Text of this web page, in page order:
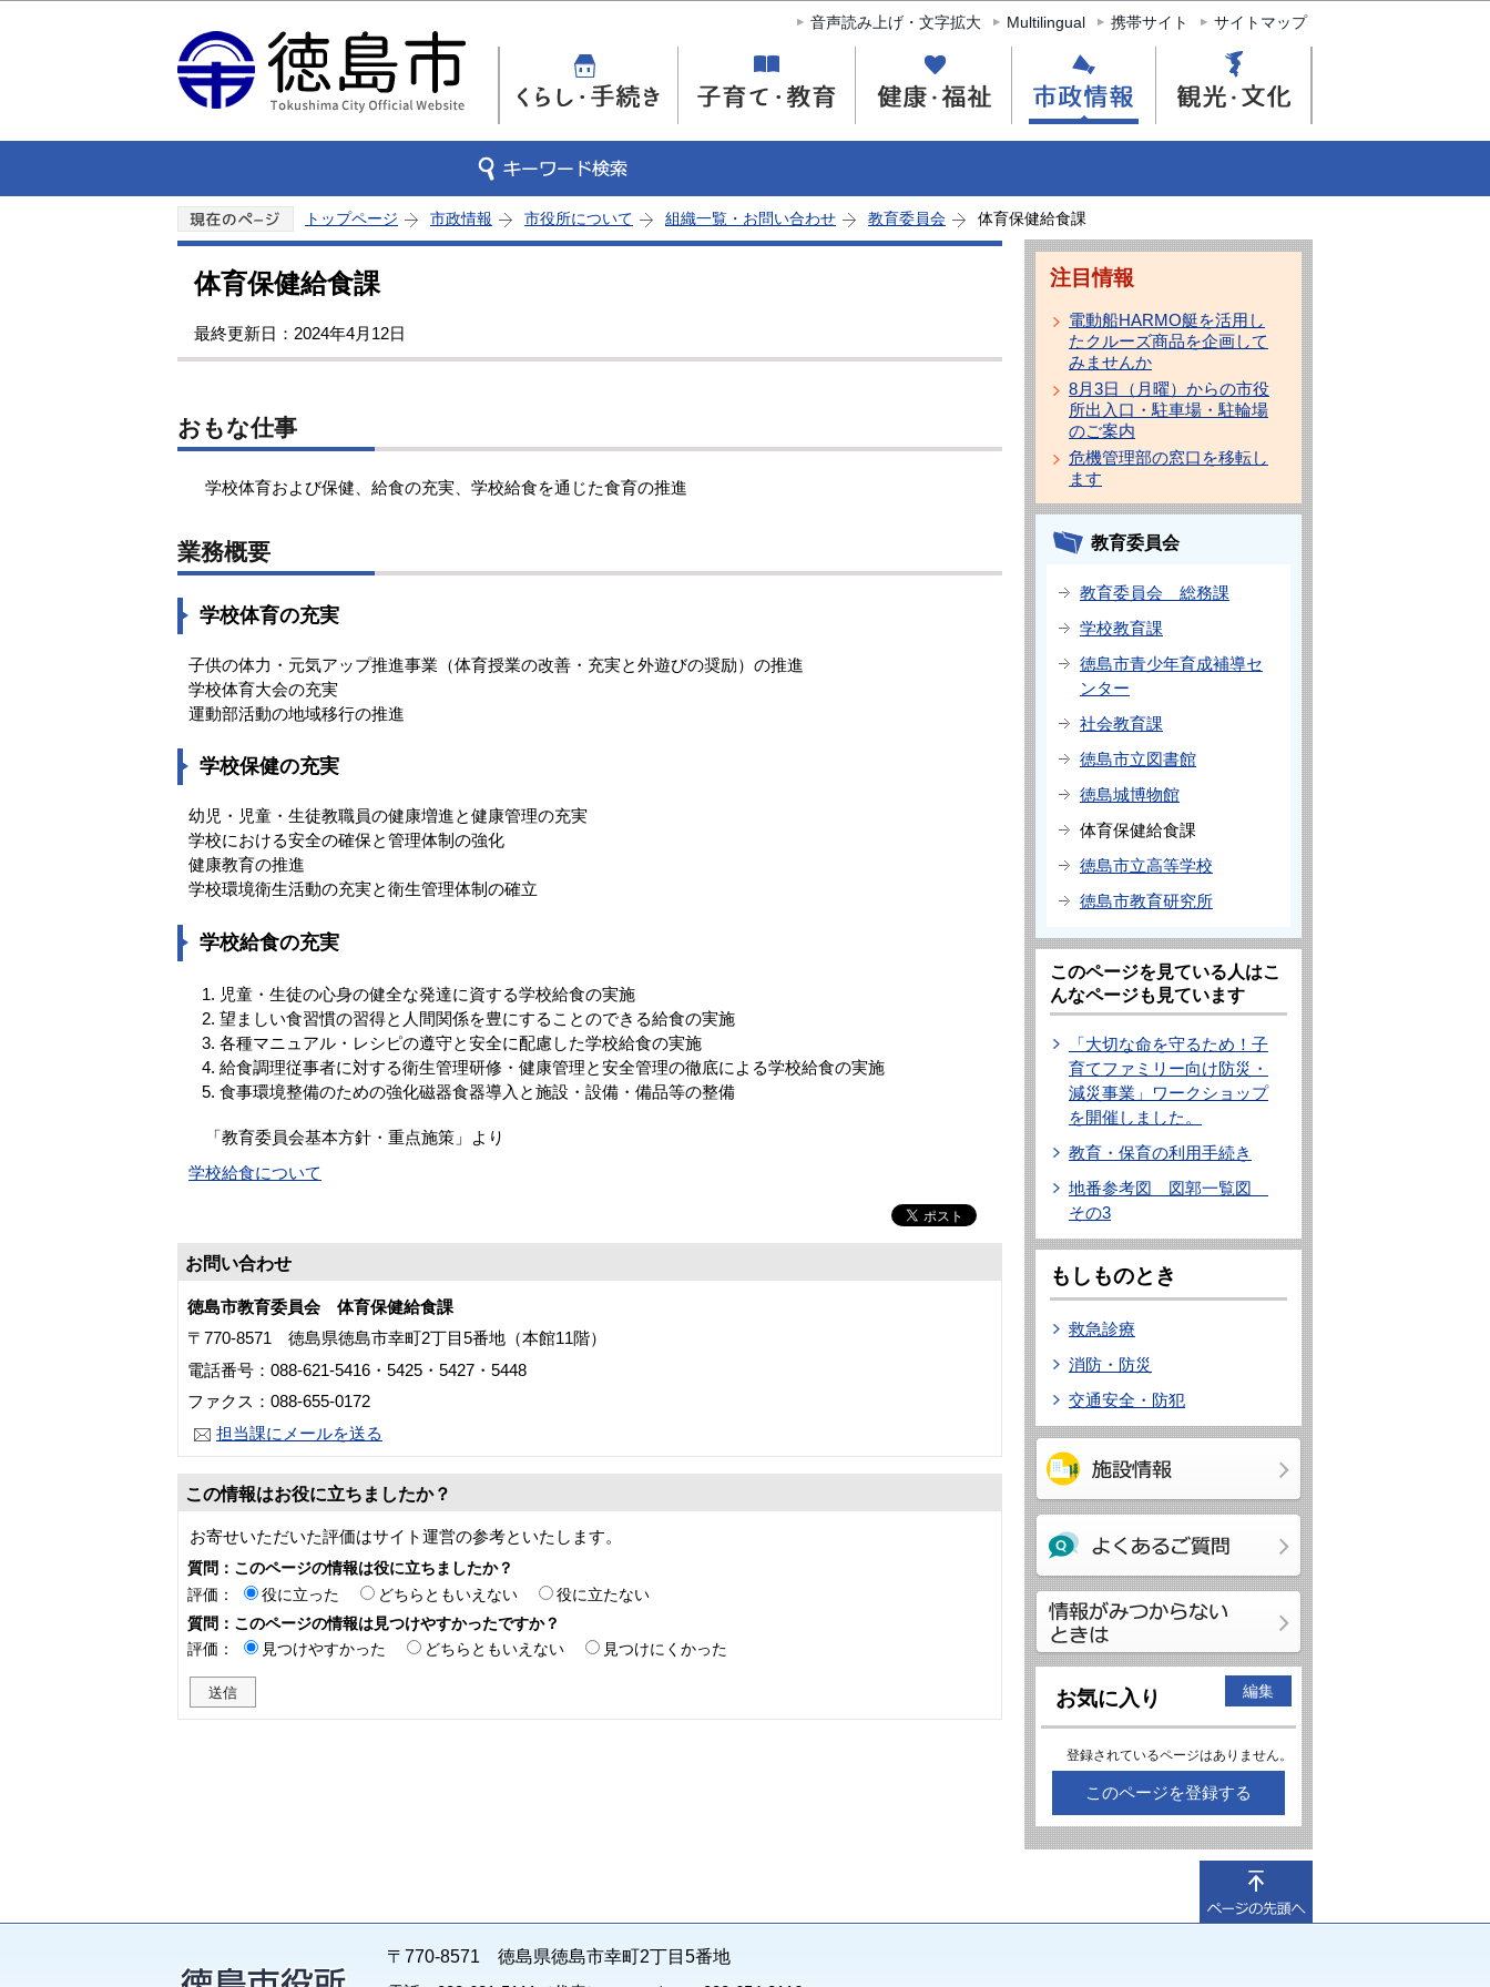
このページの本文へ移動
音声読み上げ・文字拡大 Multilingual 携帯サイト サイトマップ
トップページ 市政情報 市役所について 組織一覧・お問い合わせ 教育委員会 体育保健給食課
体育保健給食課
最終更新日：2024年4月12日
おもな仕事
学校体育および保健、給食の充実、学校給食を通じた食育の推進
業務概要
学校体育の充実
子供の体力・元気アップ推進事業（体育授業の改善・充実と外遊びの奨励）の推進
学校体育大会の充実
運動部活動の地域移行の推進
学校保健の充実
幼児・児童・生徒教職員の健康増進と健康管理の充実
学校における安全の確保と管理体制の強化
健康教育の推進
学校環境衛生活動の充実と衛生管理体制の確立
学校給食の充実
児童・生徒の心身の健全な発達に資する学校給食の実施
望ましい食習慣の習得と人間関係を豊にすることのできる給食の実施
各種マニュアル・レシピの遵守と安全に配慮した学校給食の実施
給食調理従事者に対する衛生管理研修・健康管理と安全管理の徹底による学校給食の実施
食事環境整備のための強化磁器食器導入と施設・設備・備品等の整備
「教育委員会基本方針・重点施策」より
学校給食について
お問い合わせ
徳島市教育委員会 体育保健給食課
〒770-8571 徳島県徳島市幸町2丁目5番地（本館11階）
電話番号：088-621-5416・5425・5427・5448
ファクス：088-655-0172
担当課にメールを送る
この情報はお役に立ちましたか？
お寄せいただいた評価はサイト運営の参考といたします。
質問：このページの情報は役に立ちましたか？
評価：
役に立った どちらともいえない
役に立たない
質問：このページの情報は見つけやすかったですか？
評価：
見つけやすかった どちらともいえない 見つけにくかった
注目情報
電動船HARMO艇を活用し
たクルーズ商品を企画して
みませんか
8月3日（月曜）からの市役
所出入口・駐車場・駐輪場
のご案内
危機管理部の窓口を移転し
ます
教育委員会
教育委員会 総務課
学校教育課
徳島市青少年育成補導セ
ンター
社会教育課
徳島市立図書館
徳島城博物館
体育保健給食課
徳島市立高等学校
徳島市教育研究所
このページを見ている人はこ
んなページも見ています
「大切な命を守るため！子
育てファミリー向け防災・
減災事業」ワークショップ
を開催しました。
教育・保育の利用手続き
地番参考図 図郭一覧図
その3
もしものとき
救急診療
消防・防災
交通安全・防犯
お気に入り 編集
登録されているページはありません。
このページを登録する
〒770-8571 徳島県徳島市幸町2丁目5番地